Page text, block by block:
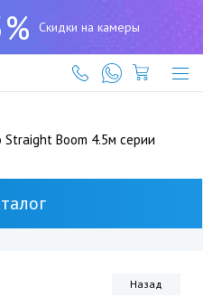
Скидки на камеры
(727)
317-
61-
61
Straight Boom 4.5м серии
Назад